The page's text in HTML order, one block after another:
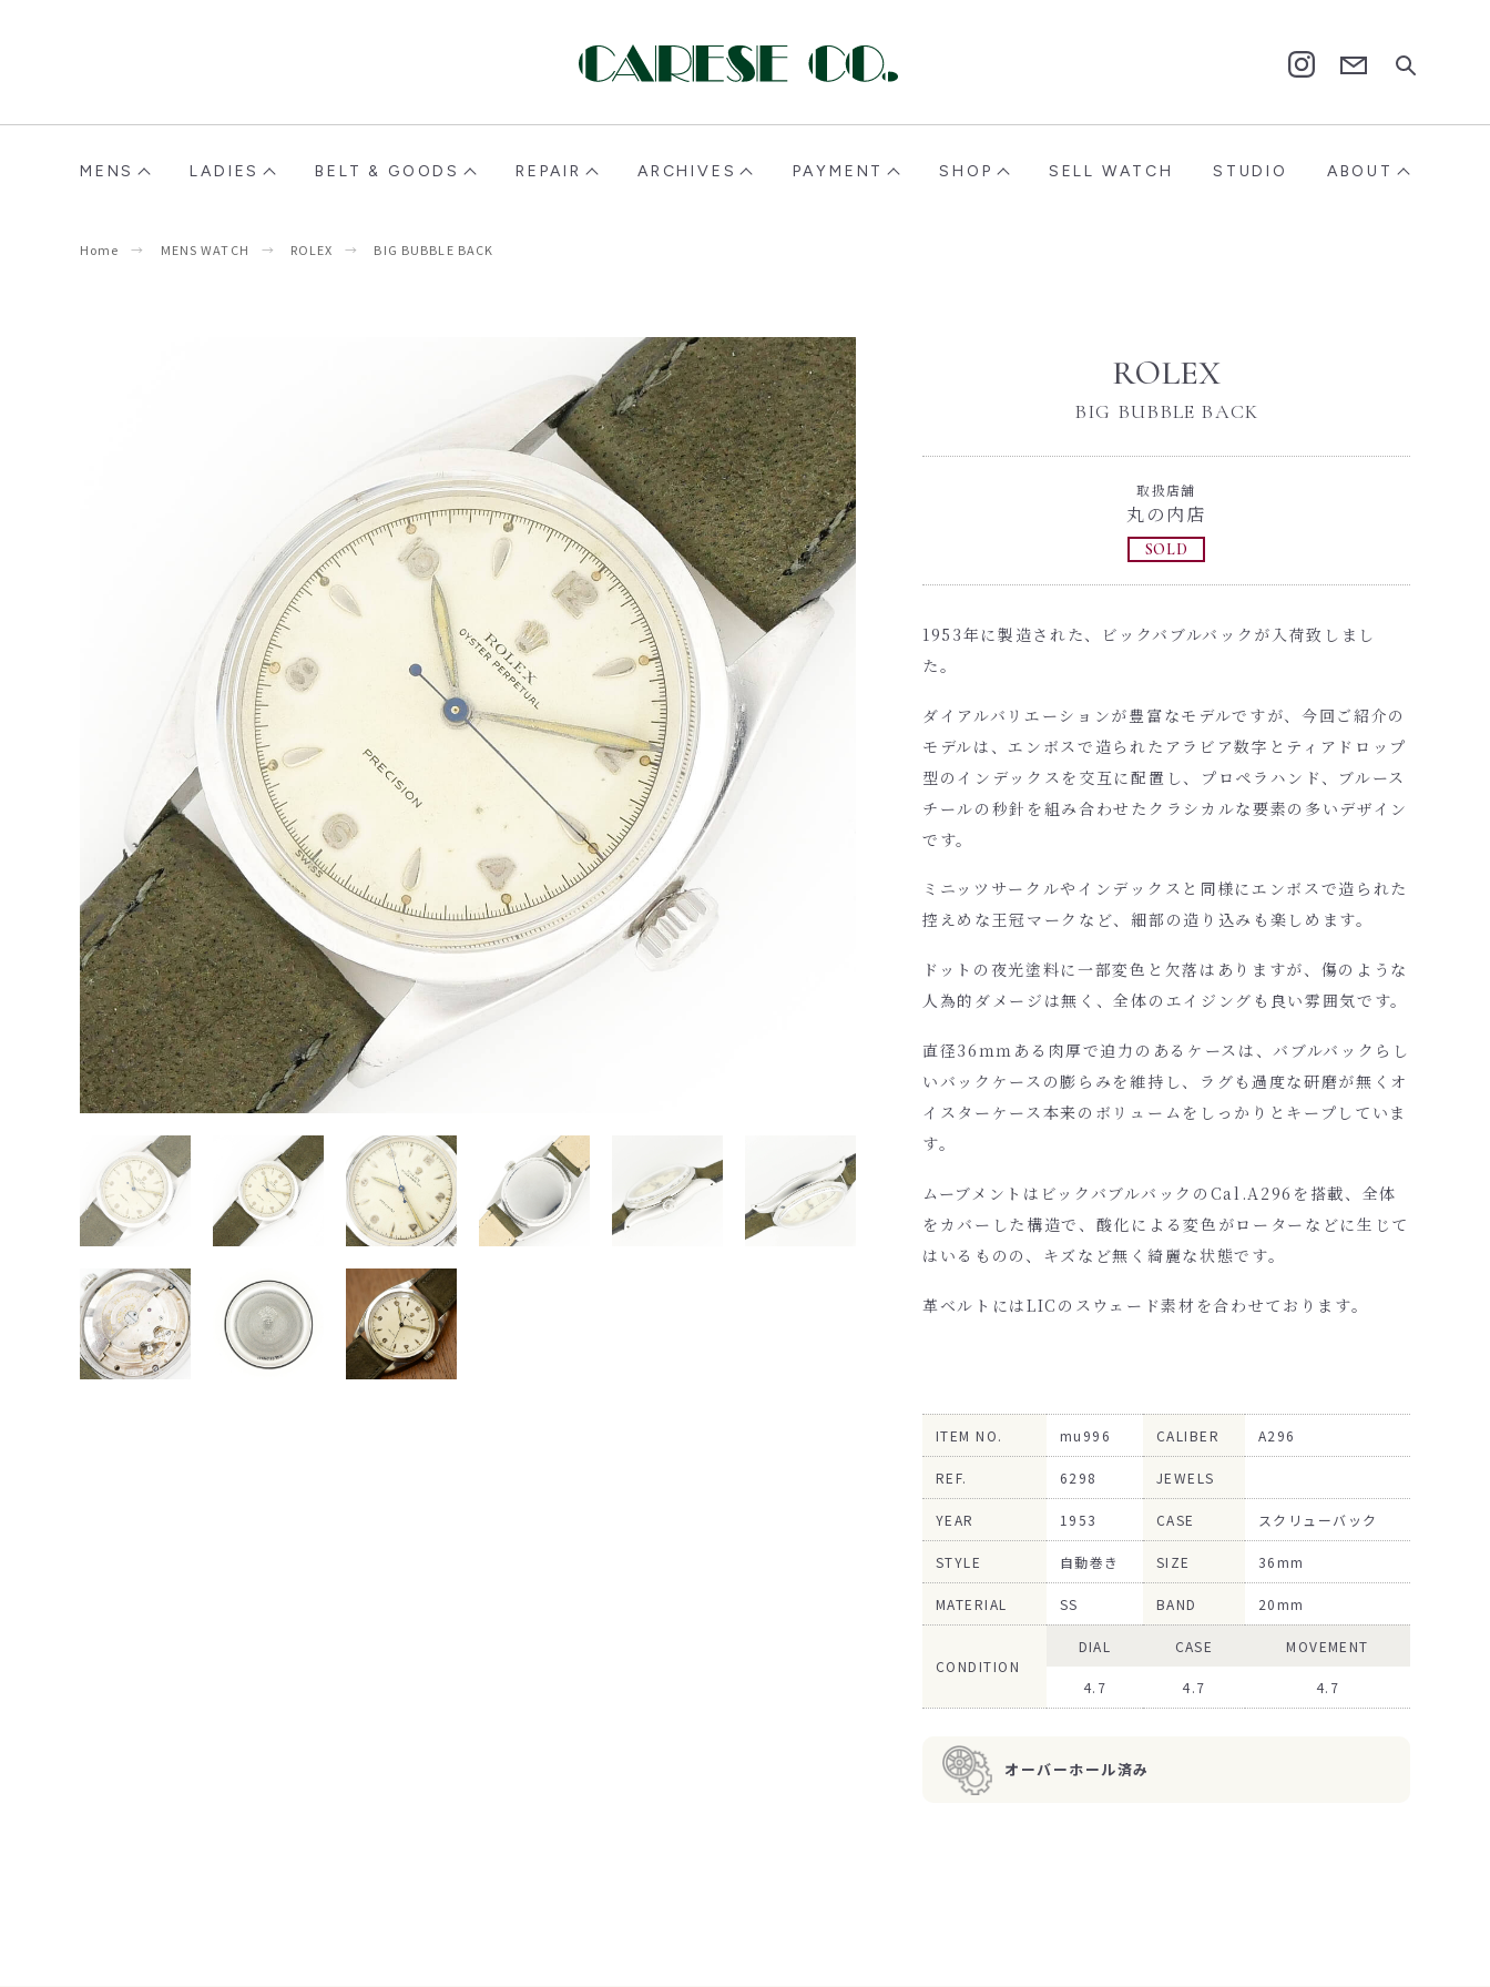
MENS LADIES BELT & GOODS REPAIR ARCHIVES PAYMENT SHOP SELL WATCH STUDIO ABOUT
Home MENS WATCH ROLEX BIG BUBBLE BACK
ROLEX
BIG BUBBLE BACK
取扱店舗
丸の内店
SOLD
1953年に製造された、ビックバブルバックが入荷致しまし
た。
ダイアルバリエーションが豊富なモデルですが、今回ご紹介の
モデルは、エンボスで造られたアラビア数字とティアドロップ
型のインデックスを交互に配置し、プロペラハンド、ブルース
チールの秒針を組み合わせたクラシカルな要素の多いデザイン
です。
ミニッツサークルやインデックスと同様にエンボスで造られた
控えめな王冠マークなど、細部の造り込みも楽しめます。
ドットの夜光塗料に一部変色と欠落はありますが、傷のような
人為的ダメージは無く、全体のエイジングも良い雰囲気です。
直径36ｍｍある肉厚で迫力のあるケースは、バブルバックらし
いバックケースの膨らみを維持し、ラグも過度な研磨が無くオ
イスターケース本来のボリュームをしっかりとキープしていま
す。
ムーブメントはビックバブルバックのCal.A296を搭載、全体
をカバーした構造で、酸化による変色がローターなどに生じて
はいるものの、キズなど無く綺麗な状態です。
革ベルトにはLICのスウェード素材を合わせております。
ITEM NO. mu996 CALIBER A296
REF. 6298 JEWELS
YEAR 1953 CASE スクリューバック
STYLE 自動巻き SIZE 36mm
MATERIAL SS BAND 20mm
CONDITION
DIAL CASE MOVEMENT
4.7 4.7 4.7
オーバーホール済み